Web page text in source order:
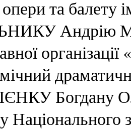
опери та балету
Андрію
Богдану
Національного